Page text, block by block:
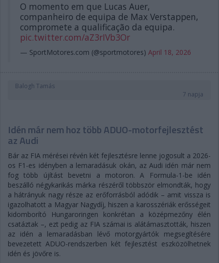
O momento em que Lucas Auer,
companheiro de equipa de Max Verstappen,
compromete a qualificação da equipa.
pic.twitter.com/aZ3rIVb3Or
— SportMotores.com (@sportmotores) April 18, 2026
Balogh Tamás
7 napja
Idén már nem hoz több ADUO-motorfejlesztést
az Audi
Bár az FIA mérései révén két fejlesztésre lenne jogosult a 2026-
os F1-es idényben a lemaradásuk okán, az Audi idén már nem
fog több újítást bevetni a motoron. A Formula-1-be idén
beszálló négykarikás márka részéről többször elmondták, hogy
a hátrányuk nagy része az erőforrásból adódik – amit vissza is
igazolhatott a Magyar Nagydíj, hiszen a karosszériák erősségeit
kidomborító Hungaroringen konkrétan a középmezőny élén
csatáztak –, ezt pedig az FIA számai is alátámasztották, hiszen
az idén a lemaradásban lévő motorgyártók megsegítésére
bevezetett ADUO-rendszerben két fejlesztést eszközölhetnek
idén és jövőre is.